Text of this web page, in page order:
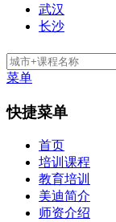
武汉
长沙
菜单
快捷菜单
首页
培训课程
教育培训
美迪简介
师资介绍